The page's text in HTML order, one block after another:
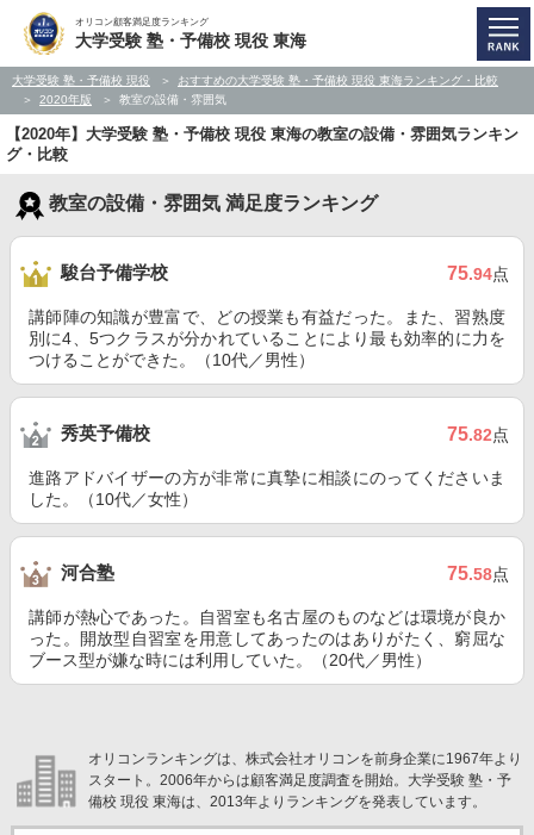
オリコン顧客満足度ランキング
大学受験 塾・予備校 現役 東海
大学受験 塾・予備校 現役
おすすめの大学受験 塾・予備校 現役 東海ランキング・比較
2020年版
教室の設備・雰囲気
【2020年】大学受験 塾・予備校 現役 東海の教室の設備・雰囲気ランキン
グ・比較
教室の設備・雰囲気 満足度ランキング
駿台予備学校 75.94点
講師陣の知識が豊富で、どの授業も有益だった。また、習熟度
別に4、5つクラスが分かれていることにより最も効率的に力を
つけることができた。（10代／男性）
秀英予備校 75.82点
進路アドバイザーの方が非常に真摯に相談にのってくださいま
した。（10代／女性）
河合塾 75.58点
講師が熱心であった。自習室も名古屋のものなどは環境が良か
った。開放型自習室を用意してあったのはありがたく、窮屈な
ブース型が嫌な時には利用していた。（20代／男性）
オリコンランキングは、株式会社オリコンを前身企業に1967年より
スタート。2006年からは顧客満足度調査を開始。大学受験 塾・予
備校 現役 東海は、2013年よりランキングを発表しています。